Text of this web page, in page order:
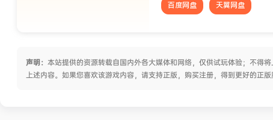
百度网盘 天翼网盘
声明： 本站提供的资源转载自国内外各大媒体和网络，仅供试玩体验；不得
上述内容。如果您喜欢该游戏内容，请支持正版，购买注册，得到更好的正